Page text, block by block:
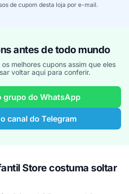
de cupom desta loja por e-mail.
antes de todo mundo
melhores cupons assim que eles
voltar aqui para conferir.
grupo do WhatsApp
canal do Telegram
Store costuma soltar